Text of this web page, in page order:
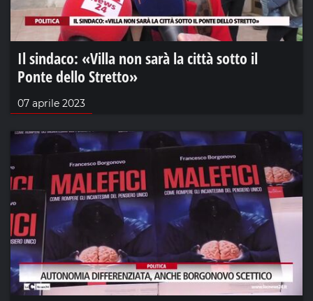
Il sindaco: «Villa non sarà la città sotto il
Ponte dello Stretto»
07 aprile 2023